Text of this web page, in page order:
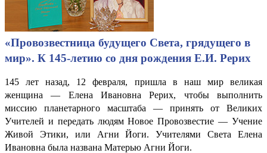
«Провозвестница будущего Света, грядущего в
мир». К 145-летию со дня рождения Е.И. Рерих
145 лет назад, 12 февраля, пришла в наш мир великая
женщина — Елена Ивановна Рерих, чтобы выполнить
миссию планетарного масштаба — принять от Великих
Учителей и передать людям Новое Провозвестие — Учение
Живой Этики, или Агни Йоги. Учителями Света Елена
Ивановна была названа Матерью Агни Йоги.